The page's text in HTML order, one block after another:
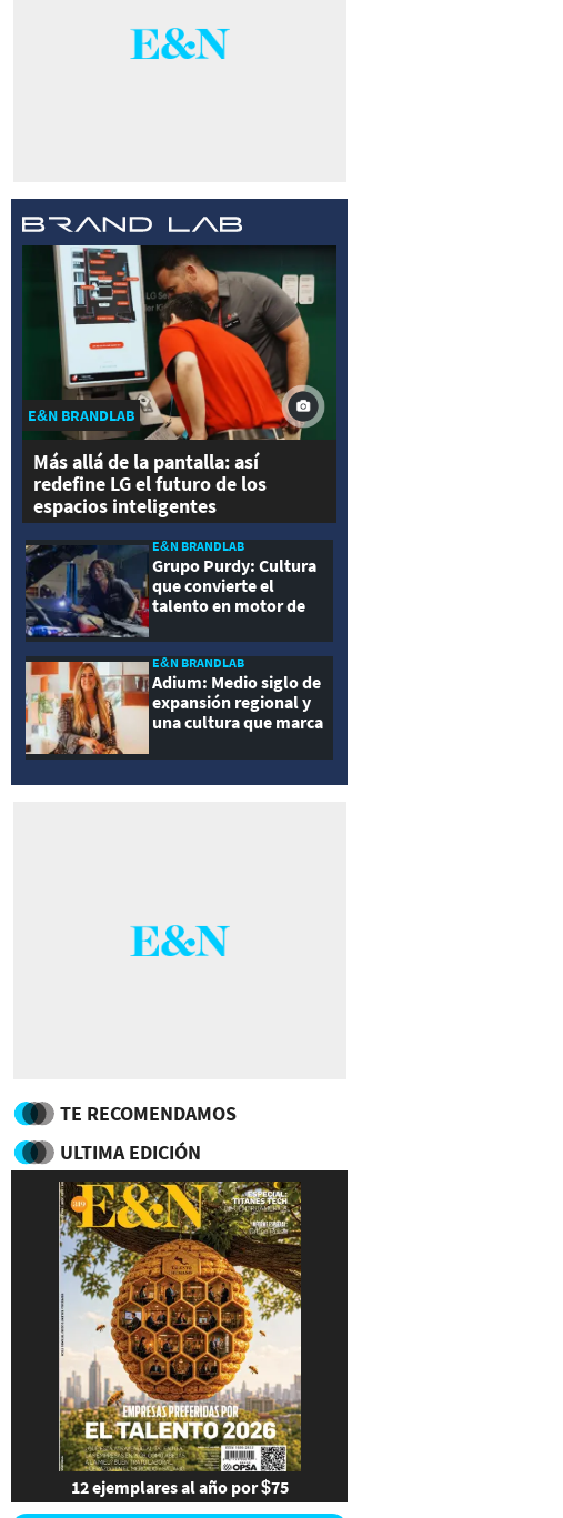
E&N BRANDLAB
Más allá de la pantalla: así
redefine LG el futuro de los
espacios inteligentes
E&N BRANDLAB
Grupo Purdy: Cultura
que convierte el
talento en motor de
E&N BRANDLAB
Adium: Medio siglo de
expansión regional y
una cultura que marca
TE RECOMENDAMOS
ULTIMA EDICIÓN
12 ejemplares al año por $75